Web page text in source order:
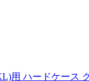
用 ハードケース